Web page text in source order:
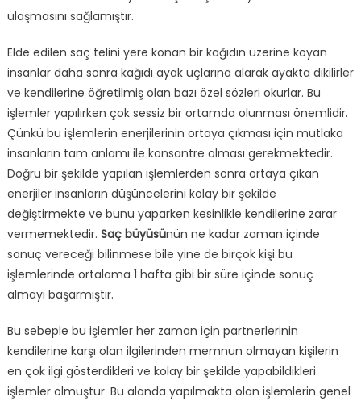
ulaşmasını sağlamıştır.
Elde edilen saç telini yere konan bir kağıdın üzerine koyan
insanlar daha sonra kağıdı ayak uçlarına alarak ayakta dikilirler
ve kendilerine öğretilmiş olan bazı özel sözleri okurlar. Bu
işlemler yapılırken çok sessiz bir ortamda olunması önemlidir.
Çünkü bu işlemlerin enerjilerinin ortaya çıkması için mutlaka
insanların tam anlamı ile konsantre olması gerekmektedir.
Doğru bir şekilde yapılan işlemlerden sonra ortaya çıkan
enerjiler insanların düşüncelerini kolay bir şekilde
değiştirmekte ve bunu yaparken kesinlikle kendilerine zarar
vermemektedir. Saç büyüsünün ne kadar zaman içinde
sonuç vereceği bilinmese bile yine de birçok kişi bu
işlemlerinde ortalama 1 hafta gibi bir süre içinde sonuç
almayı başarmıştır.
Bu sebeple bu işlemler her zaman için partnerlerinin
kendilerine karşı olan ilgilerinden memnun olmayan kişilerin
en çok ilgi gösterdikleri ve kolay bir şekilde yapabildikleri
işlemler olmuştur. Bu alanda yapılmakta olan işlemlerin genel